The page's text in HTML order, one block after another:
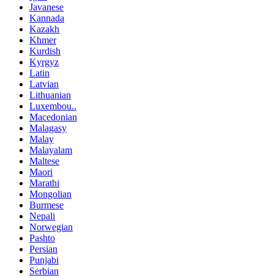
Javanese
Kannada
Kazakh
Khmer
Kurdish
Kyrgyz
Latin
Latvian
Lithuanian
Luxembou..
Macedonian
Malagasy
Malay
Malayalam
Maltese
Maori
Marathi
Mongolian
Burmese
Nepali
Norwegian
Pashto
Persian
Punjabi
Serbian